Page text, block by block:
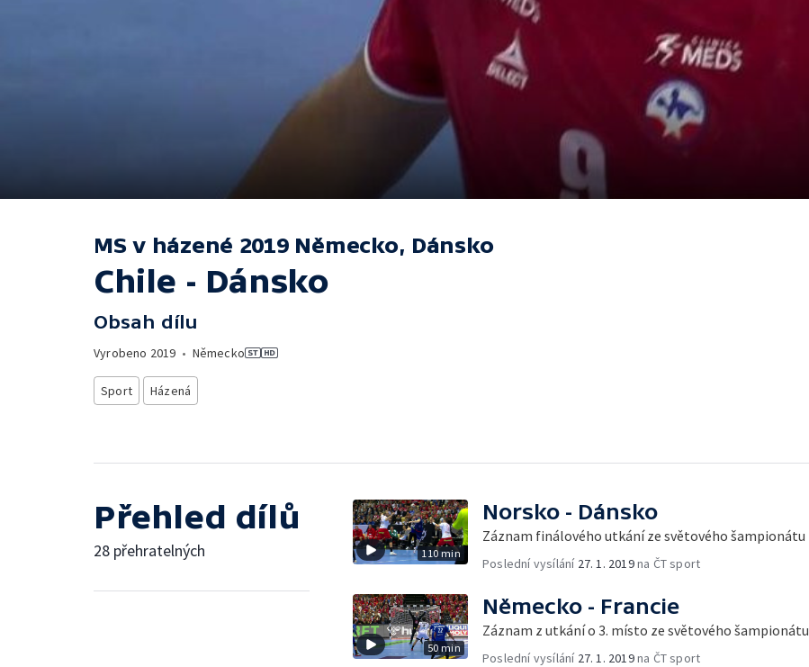
MS v házené 2019 Německo, Dánsko
Chile - Dánsko
Obsah dílu
Vyrobeno 2019 • Německo
Sport Házená
Přehled dílů
28 přehratelných 110 min
Norsko - Dánsko
Záznam finálového utkání ze světového šampionátu
Poslední vysílání 27. 1. 2019na ČT sport
50 min
Německo - Francie
Záznam z utkání o 3. místo ze světového šampionátu
Poslední vysílání 27. 1. 2019na ČT sport